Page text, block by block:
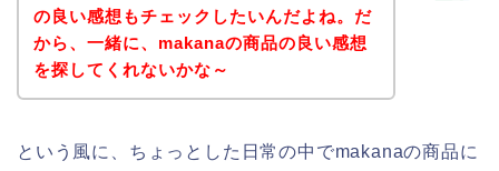
の良い感想もチェックしたいんだよね。だ
から、一緒に、makanaの商品の良い感想
を探してくれないかな～
という風に、ちょっとした日常の中でmakanaの商品に